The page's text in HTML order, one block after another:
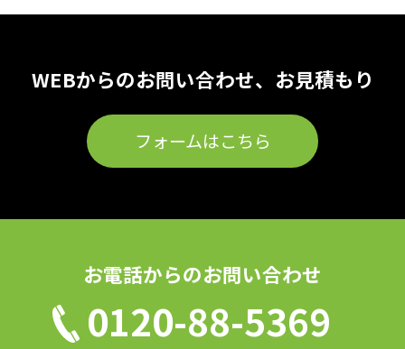
WEBからのお問い合わせ、お見積もり
フォームはこちら
お電話からのお問い合わせ
0120-88-5369